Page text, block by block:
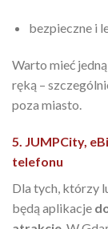
bezpieczne i
Warto mieć
ręką –
poza miasto.
5. JUMPCity,
telefonu
Dla tych, którzy
będą aplikacje